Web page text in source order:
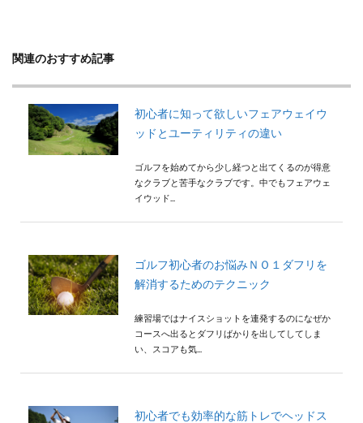
関連のおすすめ記事
初心者に知って欲しいフェアウェイウ
ッドとユーティリティの違い
ゴルフを始めてから少し経つと出てくるのが得意
なクラブと苦手なクラブです。中でもフェアウェ
イウッド...
ゴルフ初心者のお悩みＮＯ１ダフリを
解消するためのテクニック
練習場ではナイスショットを連発するのになぜか
コースへ出るとダフリばかりを出してしてしま
い、スコアも気...
初心者でも効率的な筋トレでヘッドス